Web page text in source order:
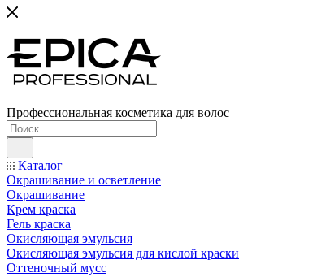
Профессиональная косметика для волос
Каталог
Окрашивание и осветление
Окрашивание
Крем краска
Гель краска
Окисляющая эмульсия
Окисляющая эмульсия для кислой краски
Оттеночный мусс